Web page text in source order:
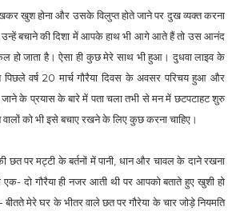
खुश होना और उसके विलुप्त होते जाने पर दुख व्यक्त करना
उन्हें बचाने की दिशा में आपके हाथ भी आगे आते हैं तो उस आनंद
हो जाता है। ऐसा ही कुछ मेरे साथ भी हुआ। दुधवा लाइव के
वर्ष 20 मार्च गौरैया दिवस के अवसर परिचय हुआ और
जाने के प्रयास के बारे में पता चला तभी से मन में छटपटाहट शुरु
वालों को भी इसे बचाए रखने के लिए कुछ करना चाहिए।
छत पर मट्टी के बर्तनों में पानी, धान और चावल के दाने रखना
दो गौरैया ही नजर आती थी पर आपको बताते हुए खुशी हो
मेरे घर के भीतर वाले छत पर गौरेया के चार जोड़े नियमति